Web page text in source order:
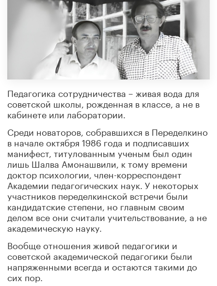
Педагогика сотрудничества – живая вода для
советской школы, рожденная в классе, а не в
кабинете или лаборатории.
Среди новаторов, собравшихся в Переделкино
в начале октября 1986 года и подписавших
манифест, титулованным ученым был один
лишь Шалва Амонашвили, к тому времени
доктор психологии, член-корреспондент
Академии педагогических наук. У некоторых
участников переделкинской встречи были
кандидатские степени, но главным своим
делом все они считали учительствование, а не
академическую науку.
Вообще отношения живой педагогики и
советской академической педагогики были
напряженными всегда и остаются такими до
сих пор.